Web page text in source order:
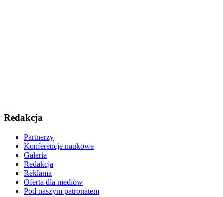
Redakcja
Partnerzy
Konferencje naukowe
Galeria
Redakcja
Reklama
Oferta dla mediów
Pod naszym patronatem